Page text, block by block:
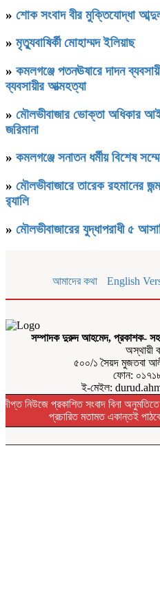
» শোক সংবাদ বীর মুক্তিযোদ্ধা
» মৃত্যুবাষির্কী মোহাম্মদ ইলিয়াছ
» কমলগঞ্জে পতনঊষারে দাদন
ব্যবসায়ীর আত্মহত্যা
» মৌলভীবাজার ভোক্তা অধিকার
জরিমানা
» কমলগঞ্জে সনাতন ধর্মীয় বিশেষ
» মৌলভীবাজারে তারেক রহমানের
র‌্যালি
» মৌলভীবাজারের যুদ্ধাপরাধী ৫
আমাদের কথা English
সম্পাদক দুরুদ আহমেদ, প্রকাশক-
অস্থায়ী
৫০০/১ সৈয়দ মুজতবা
ফোন:
ই-মেইল:
দীপ্ত নিউজে প্রকাশিত সংবাদ বিনা
প্রচারিত মতামত একান্তই